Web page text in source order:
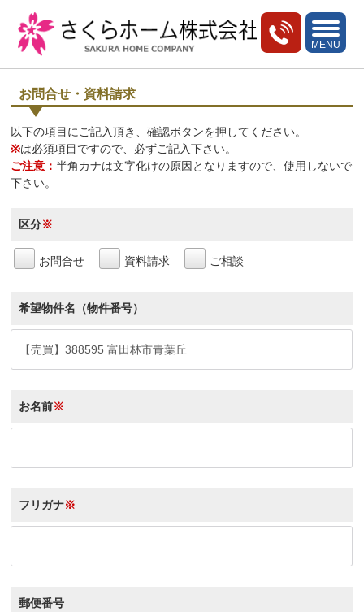
toggle
MENU
お問合せ・資料請求
以下の項目にご記入頂き、確認ボタンを押してください。
※は必須項目ですので、必ずご記入下さい。
ご注意：半角カナは文字化けの原因となりますので、使用しないで
下さい。
区分※
お問合せ 資料請求 ご相談
希望物件名（物件番号）
お名前※
フリガナ※
郵便番号